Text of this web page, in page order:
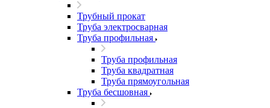
Трубный прокат
Труба электросварная
Труба профильная
Труба профильная
Труба квадратная
Труба прямоугольная
Труба бесшовная